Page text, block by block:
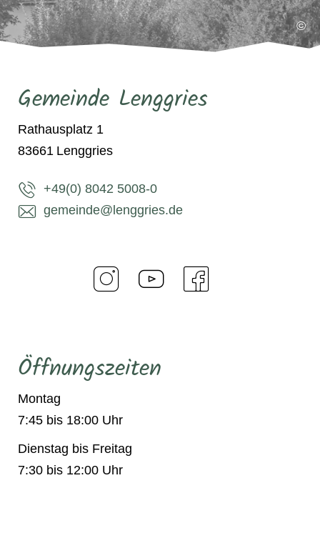
©
Gemeinde Lenggries
Rathausplatz 1
83661 Lenggries
+49(0) 8042 5008-0
gemeinde@lenggries.de
Öffnungszeiten
Montag
7:45 bis 18:00 Uhr
Dienstag bis Freitag
7:30 bis 12:00 Uhr